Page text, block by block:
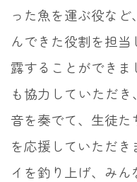
った魚を運ぶ役な
んできた役割を担
露することができま
も協力していただ
音を奏でて、生徒た
を応援していただ
イを釣り上げ、み